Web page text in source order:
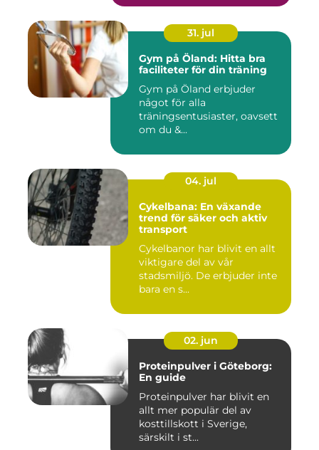
31. jul
Gym på Öland: Hitta bra
faciliteter för din träning
Gym på Öland erbjuder
något för alla
träningsentusiaster, oavsett
om du &...
04. jul
Cykelbana: En växande
trend för säker och aktiv
transport
Cykelbanor har blivit en allt
viktigare del av vår
stadsmiljö. De erbjuder inte
bara en s...
02. jun
Proteinpulver i Göteborg:
En guide
Proteinpulver har blivit en
allt mer populär del av
kosttillskott i Sverige,
särskilt i st...